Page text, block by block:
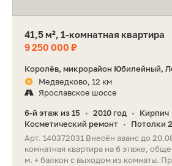
41,5 м², 1-комнатная квартира
9 250 000 ₽
Королёв, микрорайон Юбилейный,
Медведково, 12 км
Ярославское шоссе
6-й этаж из 15 • 2010 год • Кирпич
Косметический ремонт •
Потолки
Арт. 140372031 Внесён аванс до
комнатная квартира на 6 этаже,
м. + балкон с выходом из комнаты.